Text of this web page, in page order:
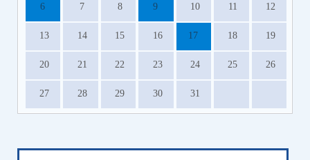
6 7 8 9 10 11 12
13 14 15 16 17 18 19
20 21 22 23 24 25 26
27 28 29 30 31